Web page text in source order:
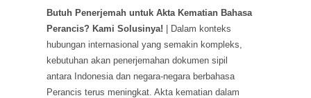
Butuh Penerjemah untuk Akta Kematian Bahasa
Perancis? Kami Solusinya! | Dalam konteks
hubungan internasional yang semakin kompleks,
kebutuhan akan penerjemahan dokumen sipil
antara Indonesia dan negara-negara berbahasa
Perancis terus meningkat. Akta kematian dalam